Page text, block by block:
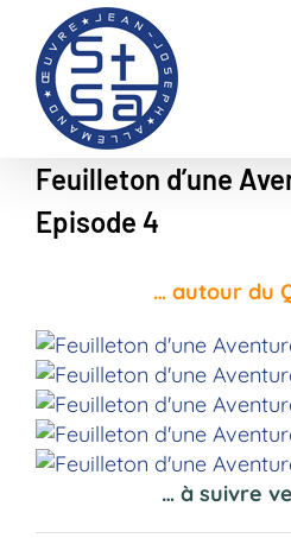
contenu
Feuilleton d’une
Episode 4
… autour du
… à suivre